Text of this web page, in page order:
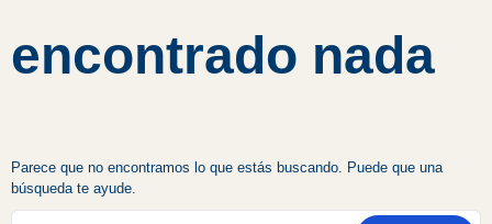
encontrado nada
Parece que no encontramos lo que estás buscando. Puede que una
búsqueda te ayude.